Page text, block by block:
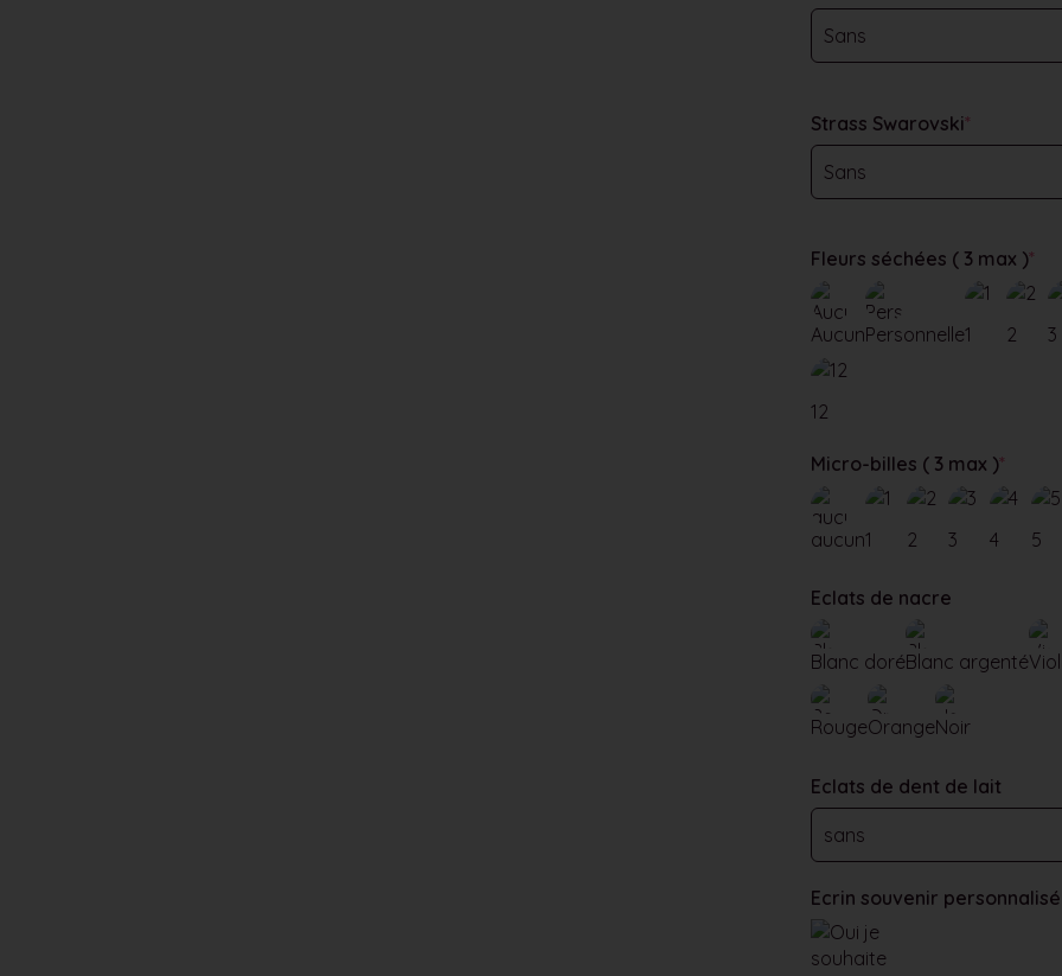
Strass Swarovski*
Fleurs séchées ( 3 max )*
AucunPersonnelle1 2 3
12
Micro-billes ( 3 max )*
aucun1 2 3 4 5
Eclats de nacre
Blanc doréBlanc argenté
RougeOrangeNoir
Eclats de dent de lait
Ecrin souvenir personnalisé